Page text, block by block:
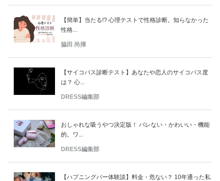
【簡単】当たる!? 心理テストで性格診断。知らなかった
性格...
脇田 尚揮
【サイコパス診断テスト】あなたや恋人のサイコパス度
は？ 心...
DRESS編集部
おしゃれな吸うやつ決定版！ バレない・かわいい・機能
的。ワ...
DRESS編集部
【ハプニングバー体験談】料金・危ない？ 10年通った私